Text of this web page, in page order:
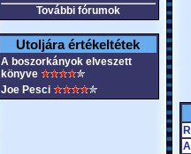
További fórumok
Utoljára értékeltétek
A boszorkányok elveszett
könyve
Joe Pesci